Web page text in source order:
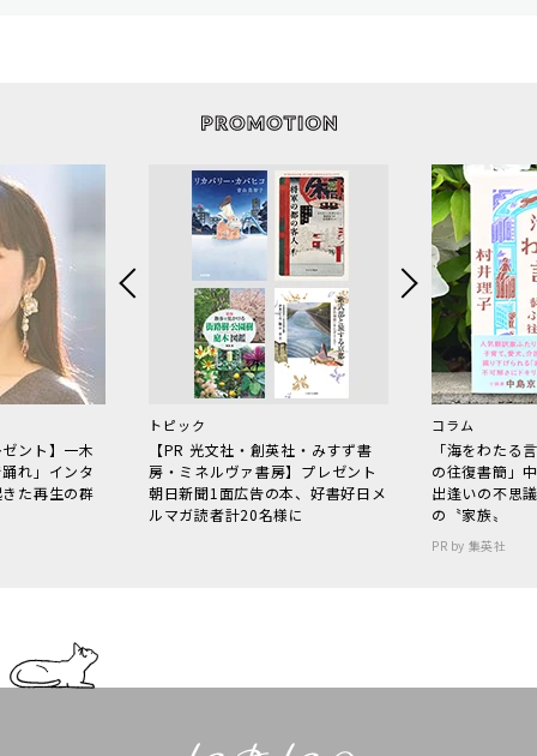
ント】一木
れ」インタ
た再生の群
トピック
【PR 光文社・創英社・みすず書
房・ミネルヴァ書房】プレゼント
朝日新聞1面広告の本、好書好日メ
ルマガ読者計20名様に
コラム
「海をわた
の往復書簡」
出逢いの不思
の〝家族〟
PR by 集英社